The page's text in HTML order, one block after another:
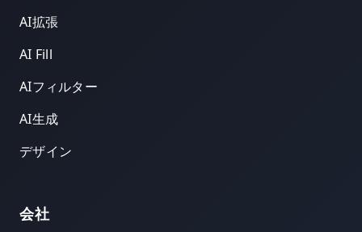
AI拡張
AI Fill
AIフィルター
AI生成
デザイン
会社